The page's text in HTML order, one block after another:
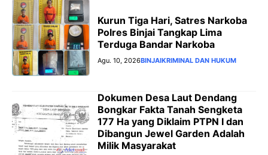
Kurun Tiga Hari, Satres Narkoba
Polres Binjai Tangkap Lima
Terduga Bandar Narkoba
Agu. 10, 2026BINJAIKRIMINAL DAN HUKUM
Dokumen Desa Laut Dendang
Bongkar Fakta Tanah Sengketa
177 Ha yang Diklaim PTPN I dan
Dibangun Jewel Garden Adalah
Milik Masyarakat